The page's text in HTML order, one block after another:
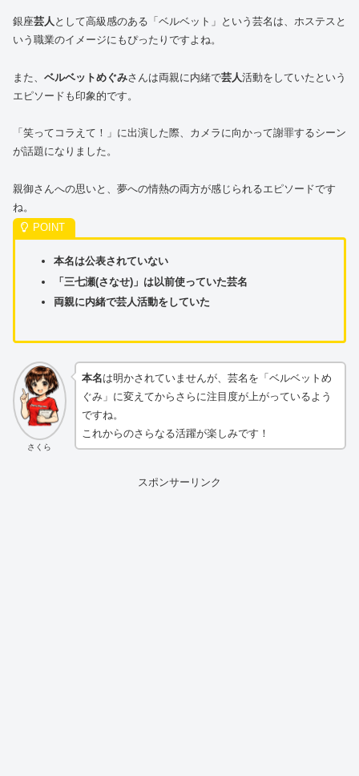
銀座芸人 として高級感のある「ベルベット」という芸名は、ホステスと
いう職業のイメージにもぴったりですよね。
また、 ベルベットめぐみさんは両親に内緒で芸人活動をしていたという
エピソードも印象的です。
「笑ってコラえて！」に出演した際、カメラに向かって謝罪するシーン
が話題になりました。
親御さんへの思いと、夢への情熱の両方が感じられるエピソードです
ね。
本名は公表されていない
「三七瀬(さなせ)」は以前使っていた芸名
両親に内緒で芸人活動をしていた
さくら
本名は明かされていませんが、芸名を「ベルベットめ
ぐみ」に変えてからさらに注目度が上がっているよう
ですね。
これからのさらなる活躍が楽しみです！
スポンサーリンク